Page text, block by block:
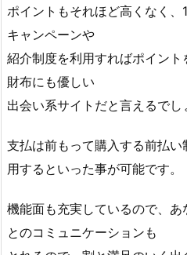
ポイントもそれほど高くなく
キャンペーンや
紹介制度を利用すればポイン
財布にも優しい
出会い系サイトだと言えるでし
支払は前もって購入する前払
用するといった事が可能です。
機能面も充実しているので、
とのコミュニケーションも